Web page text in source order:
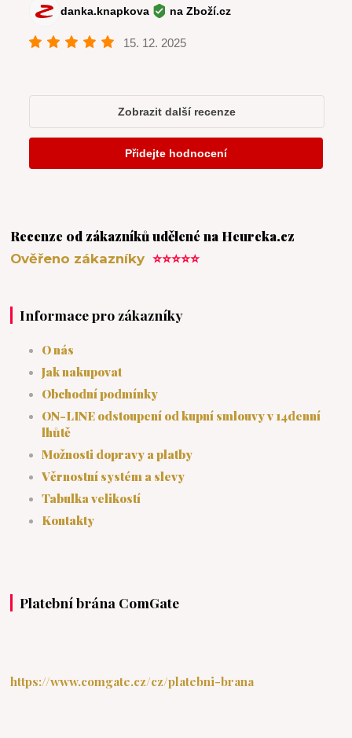
Recenze od zákazníků udělené na Heureka.cz
Ověřeno zákazníky⭐⭐⭐⭐⭐
Informace pro zákazníky
O nás
Jak nakupovat
Obchodní podmínky
ON-LINE odstoupení od kupní smlouvy v 14denní
lhůtě
Možnosti dopravy a platby
Věrnostní systém a slevy
Tabulka velikostí
Kontakty
Platební brána ComGate
https://www.comgate.cz/cz/platebni-brana